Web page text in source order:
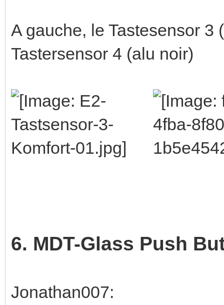
A gauche, le Tastesensor
Tastersensor 4 (alu noir)
6. MDT-Glass Push
Jonathan007: